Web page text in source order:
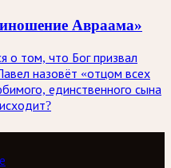
Авраама»
о том, что Бог призвал
назовёт «отцом всех
единственного сына